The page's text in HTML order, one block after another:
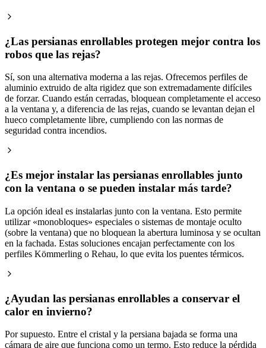
¿Las persianas enrollables protegen mejor contra los
robos que las rejas?
Sí, son una alternativa moderna a las rejas. Ofrecemos perfiles de
aluminio extruido de alta rigidez que son extremadamente difíciles
de forzar. Cuando están cerradas, bloquean completamente el acceso
a la ventana y, a diferencia de las rejas, cuando se levantan dejan el
hueco completamente libre, cumpliendo con las normas de
seguridad contra incendios.
¿Es mejor instalar las persianas enrollables junto
con la ventana o se pueden instalar más tarde?
La opción ideal es instalarlas junto con la ventana. Esto permite
utilizar «monobloques» especiales o sistemas de montaje oculto
(sobre la ventana) que no bloquean la abertura luminosa y se ocultan
en la fachada. Estas soluciones encajan perfectamente con los
perfiles Kömmerling o Rehau, lo que evita los puentes térmicos.
¿Ayudan las persianas enrollables a conservar el
calor en invierno?
Por supuesto. Entre el cristal y la persiana bajada se forma una
cámara de aire que funciona como un termo. Esto reduce la pérdida